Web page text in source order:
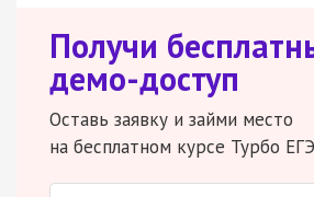
Получи
демо-доступ
Оставь заявку и займи место
на бесплатном курсе Турбо ЕГЭ